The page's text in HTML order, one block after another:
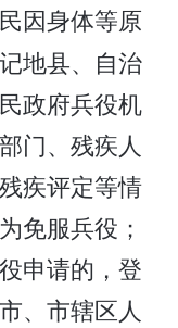
因身体等原
地县、自治
政府兵役机
门、残疾人
疾评定等情
免服兵役；
申请的，登
、市辖区人